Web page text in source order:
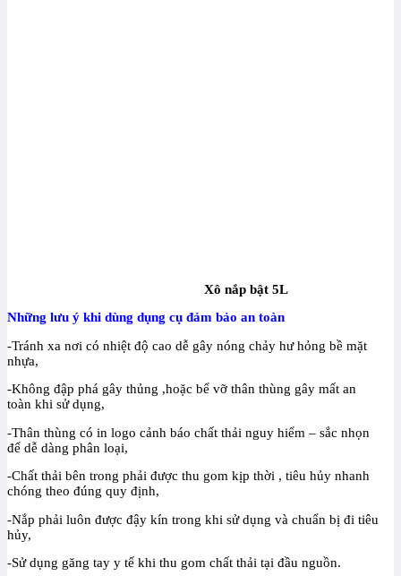
Xô nắp bật 5L
Những lưu ý khi dùng dụng cụ đảm bảo an toàn
-Tránh xa nơi có nhiệt độ cao dễ gây nóng chảy hư hỏng bề mặt
nhựa,
-Không đập phá gây thủng ,hoặc bể vỡ thân thùng gây mất an
toàn khi sử dụng,
-Thân thùng có in logo cảnh báo chất thải nguy hiểm – sắc nhọn
để dễ dàng phân loại,
-Chất thải bên trong phải được thu gom kịp thời , tiêu hủy nhanh
chóng theo đúng quy định,
-Nắp phải luôn được đậy kín trong khi sử dụng và chuẩn bị đi tiêu
hủy,
-Sử dụng găng tay y tế khi thu gom chất thải tại đầu nguồn.